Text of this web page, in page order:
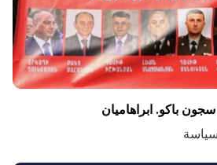
باكو. ابراهاميان
سياسة